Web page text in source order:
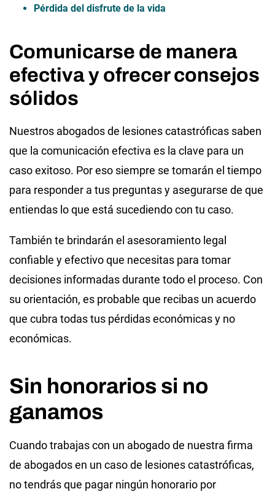
Pérdida del disfrute de la vida
Comunicarse de manera
efectiva y ofrecer consejos
sólidos
Nuestros abogados de lesiones catastróficas saben
que la comunicación efectiva es la clave para un
caso exitoso. Por eso siempre se tomarán el tiempo
para responder a tus preguntas y asegurarse de que
entiendas lo que está sucediendo con tu caso.
También te brindarán el asesoramiento legal
confiable y efectivo que necesitas para tomar
decisiones informadas durante todo el proceso. Con
su orientación, es probable que recibas un acuerdo
que cubra todas tus pérdidas económicas y no
económicas.
Sin honorarios si no
ganamos
Cuando trabajas con un abogado de nuestra firma
de abogados en un caso de lesiones catastróficas,
no tendrás que pagar ningún honorario por